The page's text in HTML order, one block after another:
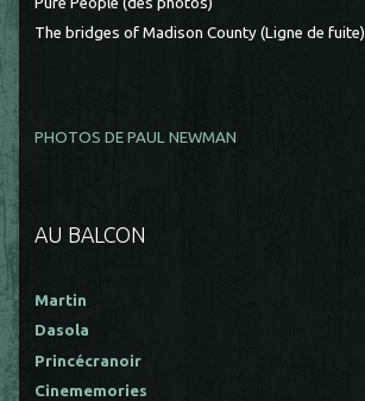
The bridges of Madison County (Ligne de fuite)
PHOTOS DE PAUL NEWMAN
AU BALCON
Martin
Dasola
Princécranoir
Cinememories